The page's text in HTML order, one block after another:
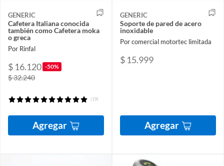
GENERIC
Cafetera Italiana conocida
también como Cafetera moka
o greca
Por Rinfal
$ 16.120 -50%
$ 32.240
(19)
Agregar
GENERIC
Soporte de pared de acero
inoxidable
Por comercial motortec limitada
$ 15.999
Agregar